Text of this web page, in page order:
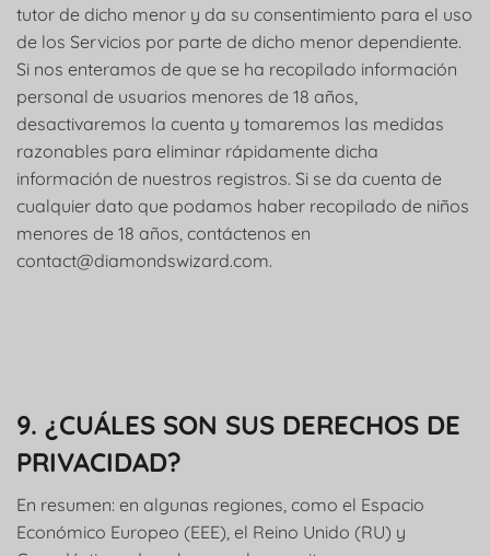
tutor de dicho menor y da su consentimiento para el uso
de los Servicios por parte de dicho menor dependiente.
Si nos enteramos de que se ha recopilado información
personal de usuarios menores de 18 años,
desactivaremos la cuenta y tomaremos las medidas
razonables para eliminar rápidamente dicha
información de nuestros registros. Si se da cuenta de
cualquier dato que podamos haber recopilado de niños
menores de 18 años, contáctenos en
contact@diamondswizard.com.
9. ¿CUÁLES SON SUS DERECHOS DE
PRIVACIDAD?
En resumen: en algunas regiones, como el Espacio
Económico Europeo (EEE), el Reino Unido (RU) y